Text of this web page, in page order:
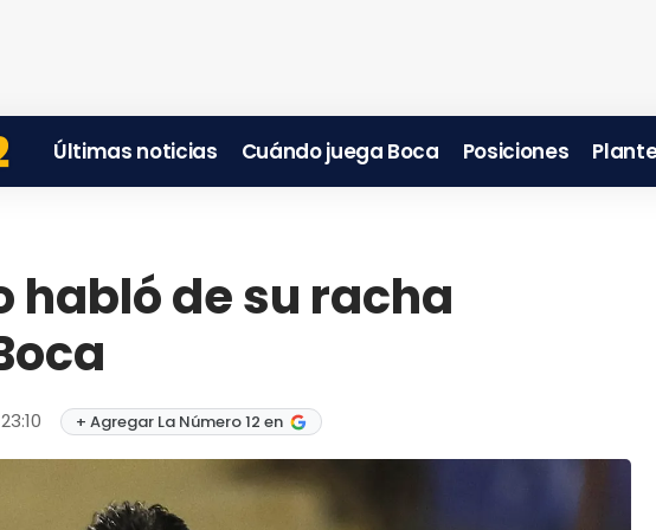
Últimas noticias Cuándo juega Boca Posiciones
habló de su racha
+ Agregar La Número 12 en